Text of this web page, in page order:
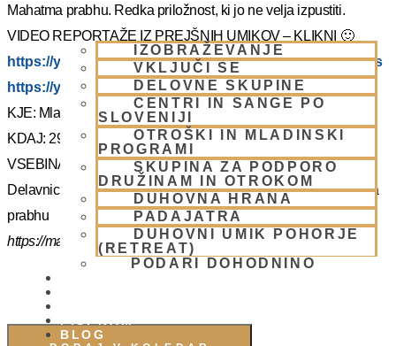
IZOBRAŽEVANJE
VKLJUČI SE
DELOVNE SKUPINE
CENTRI IN SANGE PO
SLOVENIJI
OTROŠKI IN MLADINSKI
PROGRAMI
SKUPINA ZA PODPORO
DRUŽINAM IN OTROKOM
DUHOVNA HRANA
PADAJATRA
DUHOVNI UMIK POHORJE
(RETREAT)
PODARI DOHODNINO
BLOG
Mahatma prabhu. Redka priložnost, ki jo ne velja izpustiti.
VIDEO REPORTAŽE IZ PREJŠNIH UMIKOV – KLIKNI 🙂
https://youtu.be/mVmx_h4mTCc?si=iYB7KXEdqz7Nz2is
https://youtu.be/AziuZJyrho4?si=Zr5a_H8Hj-X888vW
KJE: Mladinski dom na Smolniku (mariborsko Pohorje)
KDAJ: 29.7.- 2.8.2025 (od torka do sobote)
VSEBINA:
Delavnice in bo vodil, Šrila Prabhupadov učenec NM Mahatma
prabhu
https://mahatmadas.com